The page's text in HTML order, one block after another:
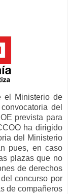
el Ministerio de
del
prevista para
ha dirigido
del Ministerio
pues, en caso
plazas que no
de derechos
concurso por
de compañeros